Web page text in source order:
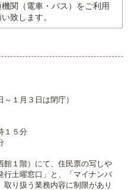
関（電車・バス）をご利用
致します。
～１月３日は閉庁）
１５分
１階）にて、住民票の写しや
行土曜窓口」と、「マイナンバ
り扱う業務内容に制限があり